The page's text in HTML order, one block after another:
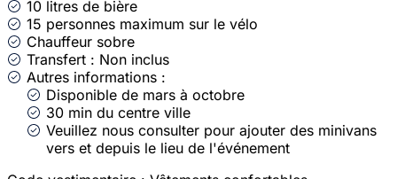
10 litres de bière
15 personnes maximum sur le vélo
Chauffeur sobre
Transfert : Non inclus
Autres informations :
Disponible de mars à octobre
30 min du centre ville
Veuillez nous consulter pour ajouter des minivans
vers et depuis le lieu de l'événement